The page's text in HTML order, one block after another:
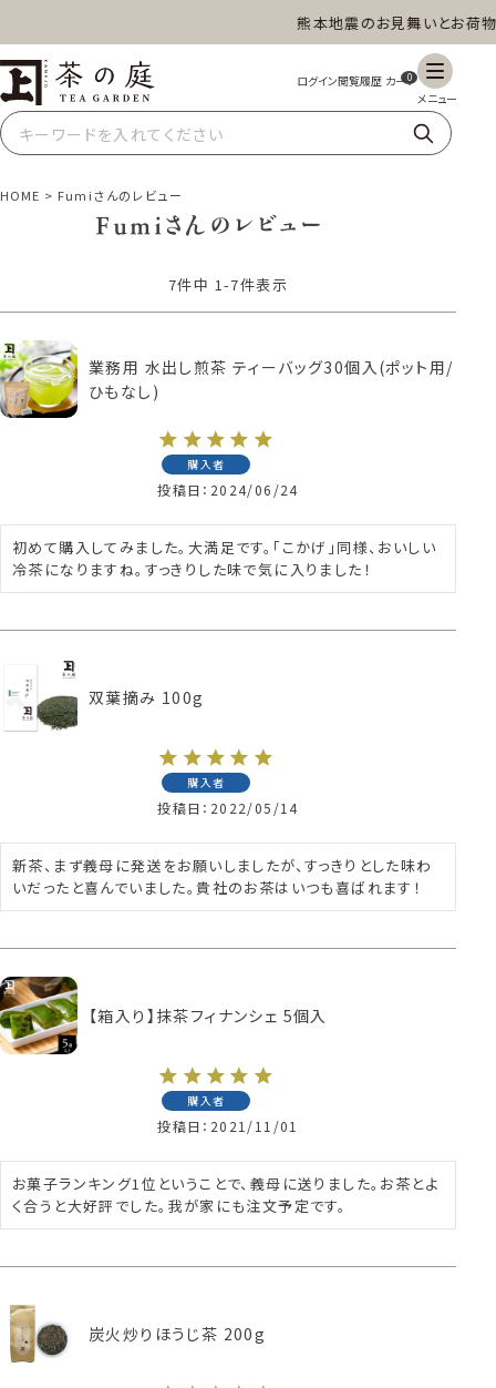
熊本地震のお見舞いとお荷物
茶の庭オンラインショップ 0
ギフト 特上高級茶 深蒸し茶 水出し茶
雑貨 業務用
HOME Fumiさんのレビュー
Fumiさんのレビュー
7件中 1-7件表示
業務用 水出し煎茶 ティーバッグ30個入(ポット用/
ひもなし)
購入者
投稿日 2024/06/24
初めて購入してみました。大満足です。「こかげ」同様、おいしい
冷茶になりますね。すっきりした味で気に入りました！
双葉摘み 100g
購入者
投稿日 2022/05/14
新茶、まず義母に発送をお願いしましたが、すっきりとした味わ
いだったと喜んでいました。貴社のお茶はいつも喜ばれます！
【箱入り】抹茶フィナンシェ 5個入
購入者
投稿日 2021/11/01
お菓子ランキング1位ということで、義母に送りました。お茶とよ
く合うと大好評でした。我が家にも注文予定です。
炭火炒りほうじ茶 200g